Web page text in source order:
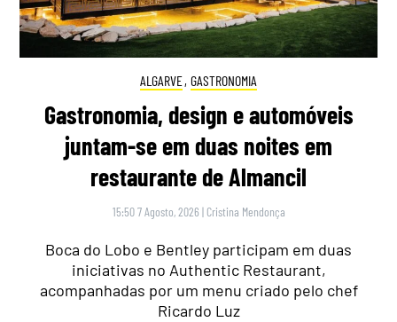
ALGARVE, GASTRONOMIA
Gastronomia, design e automóveis
juntam-se em duas noites em
restaurante de Almancil
15:50 7 Agosto, 2026 | Cristina Mendonça
Boca do Lobo e Bentley participam em duas
iniciativas no Authentic Restaurant,
acompanhadas por um menu criado pelo chef
Ricardo Luz